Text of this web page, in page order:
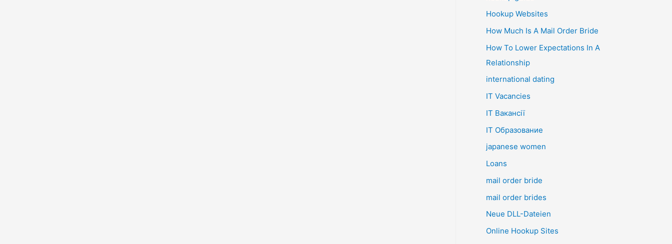
Hookup Websites
How Much Is A Mail Order Bride
How To Lower Expectations In A
Relationship
international dating
IT Vacancies
IT Вакансії
IT Образование
japanese women
Loans
mail order bride
mail order brides
Neue DLL-Dateien
Online Hookup Sites